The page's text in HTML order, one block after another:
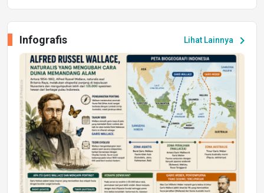
Peluang Kerja dan Magang
Jumat, 17 Jul 2026 22:30
DAERAH
Astra Motor Kalimantan Timur 2 Dukung
Mahasiswa Samarinda dalam Astra
Honda SDGs Future Leaders 2026
Jumat, 10 Jul 2026 19:01
Lihat Lainnya chevron_right
Infografis